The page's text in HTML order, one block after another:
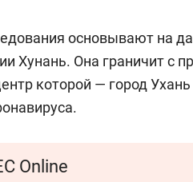
основывают на
Хунань. Она граничит с
которой — город
Online